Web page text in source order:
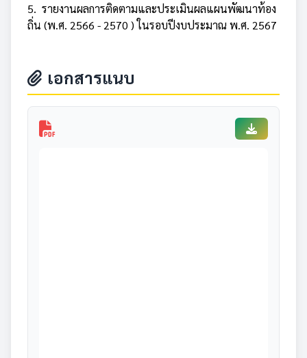
5. รายงานผลการติดตามและประเมินผลแผนพัฒนาท้อง
ถิ่น (พ.ศ. 2566 - 2570 ) ในรอบปีงบประมาณ พ.ศ. 2567
เอกสารแนบ